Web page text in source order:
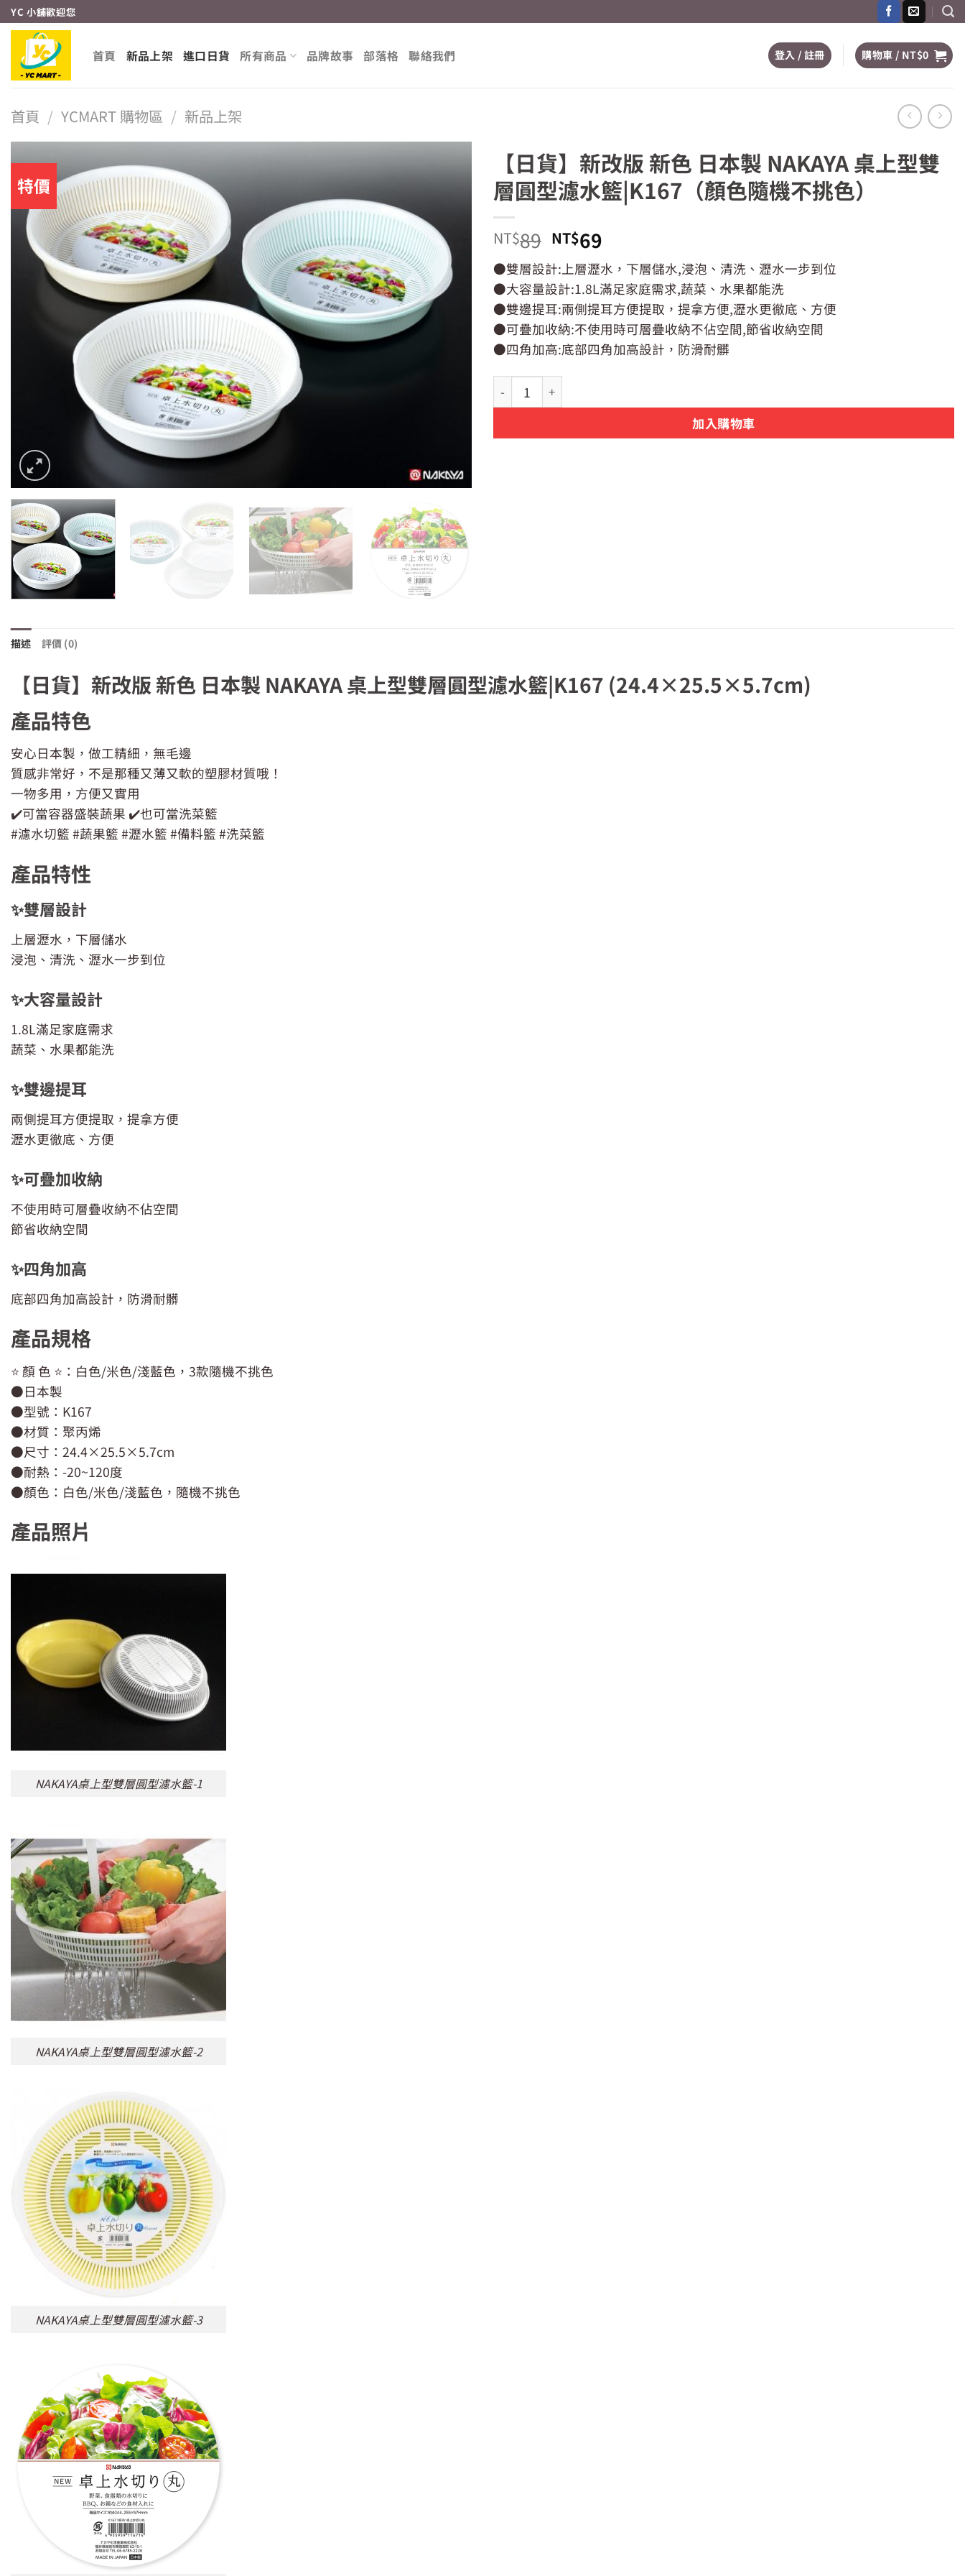
Skip
to
content
YC 小舖歡迎您
首頁 新品上架 進口日貨 所有商品 品牌故事 部落格 聯絡我們 登入 / 註冊 購物車 / NT$0
首頁 / YCMART 購物區 / 新品上架
特價
【日貨】新改版 新色 日本製 NAKAYA 桌上型雙
層圓型濾水籃|K167（顏色隨機不挑色）
NT$89 原
始
價
格：
NT$89。
NT$69目
前
價
格：
NT$69。
●雙層設計:上層瀝水，下層儲水,浸泡、清洗、瀝水一步到位
●大容量設計:1.8L滿足家庭需求,蔬菜、水果都能洗
●雙邊提耳:兩側提耳方便提取，提拿方便,瀝水更徹底、方便
●可疊加收納:不使用時可層疊收納不佔空間,節省收納空間
●四角加高:底部四角加高設計，防滑耐髒
【日貨】新改版 新色 日本製 NAKAYA 桌上型雙層圓型濾水籃|K167（顏色隨機不挑色） 數量
加入購物車
描述 評價 (0)
【日貨】新改版 新色 日本製 NAKAYA 桌上型雙層圓型濾水籃|K167 (24.4×25.5×5.7cm)
產品特色
安心日本製，做工精細，無毛邊
質感非常好，不是那種又薄又軟的塑膠材質哦！
一物多用，方便又實用
✔️可當容器盛裝蔬果 ✔️也可當洗菜籃
#濾水切籃 #蔬果籃 #瀝水籃 #備料籃 #洗菜籃
產品特性
✨雙層設計
上層瀝水，下層儲水
浸泡、清洗、瀝水一步到位
✨大容量設計
1.8L滿足家庭需求
蔬菜、水果都能洗
✨雙邊提耳
兩側提耳方便提取，提拿方便
瀝水更徹底、方便
✨可疊加收納
不使用時可層疊收納不佔空間
節省收納空間
✨四角加高
底部四角加高設計，防滑耐髒
產品規格
⭐️ 顏 色 ⭐️：白色/米色/淺藍色，3款隨機不挑色
●日本製
●型號：K167
●材質：聚丙烯
●尺寸：24.4×25.5×5.7cm
●耐熱：-20~120度
●顏色：白色/米色/淺藍色，隨機不挑色
產品照片
NAKAYA桌上型雙層圓型濾水籃-1
NAKAYA桌上型雙層圓型濾水籃-2
NAKAYA桌上型雙層圓型濾水籃-3